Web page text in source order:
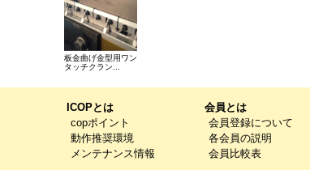
板金曲げ金型用ワン
タッチクラン...
ICOPとは
copポイント
動作推奨環境
メンテナンス情報
会員とは
会員登録について
各会員の説明
会員比較表